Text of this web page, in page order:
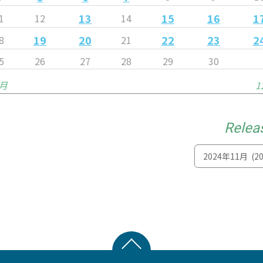
12 13 14 15 16
19 20 21 22 23
26 27 28 29
30